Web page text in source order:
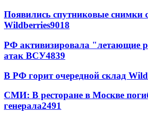
Появились спутниковые снимки
Wildberries9018
РФ активизировала "летающие
атак ВСУ4839
В РФ горит очередной склад
СМИ: В ресторане в Москве
генерала2491